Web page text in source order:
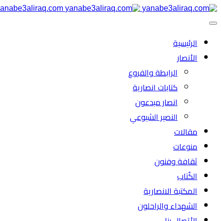
الرئیسية
الأنصار
الرابطة والفروع
كتابات انصارية
انصار مبدعون
النصیر الشیوعي
مقالات
منوعات
ثقافة وفنون
الكُتاب
المكتبة الانصارية
الشهداء والراحلون